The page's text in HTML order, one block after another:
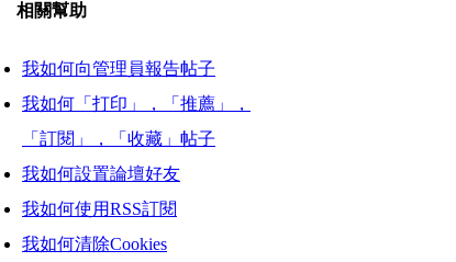
相關幫助
我如何向管理員報告帖子
我如何「打印」，「推薦」，
「訂閱」，「收藏」帖子
我如何設置論壇好友
我如何使用RSS訂閱
我如何清除Cookies